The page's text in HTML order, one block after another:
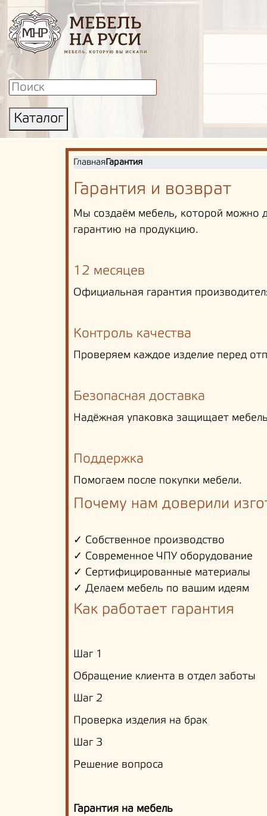
Каталог
ГлавнаяГарантия
Гарантия и возврат
Мы создаём мебель, которой можно
гарантию на продукцию.
12 месяцев
Официальная гарантия
Контроль качества
Проверяем каждое изделие перед
Безопасная доставка
Надёжная упаковка защищает
Поддержка
Помогаем после покупки мебели.
Почему нам доверили
✓ Собственное производство
✓ Современное ЧПУ оборудование
✓ Сертифицированные материалы
✓ Делаем мебель по вашим идеям
Как работает гарантия
Шаг 1
Обращение клиента в отдел заботы
Шаг 2
Проверка изделия на брак
Шаг 3
Решение вопроса
Гарантия на мебель